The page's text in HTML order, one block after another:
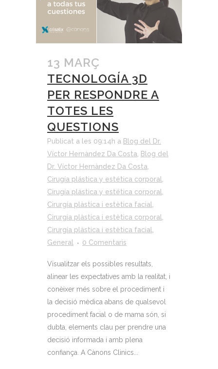
13 MARÇ
TECNOLOGÍA 3D
PER RESPONDRE A
TOTES LES
QUESTIONS
Publicat a les 09:14h a Blog del Dr.
Víctor Hernàndez Da Costa
Blog del
Dr. Víctor Hernàndez Da Costa
Cirugía plástica y estética corporal
Cirugía plástica y estética corporal
Cirurgía plàstica i estètica facial
Cirurgia plàstica i estètica corporal
Cirurgía plàstica i estètica facial
General
0 Comentaris
Visualitzar els possibles resultats,
alinear les expectatives amb la realitat, i
conèixer més sobre el procediment i
la decisió mèdica abans de qualsevol
procediment facial o de mama són, si
dubta, elements clau per prendre una
decisió informada i amb plena
confiança. A Cànons Clinics...